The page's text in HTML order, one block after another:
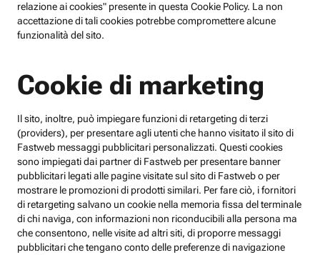
relazione ai cookies" presente in questa Cookie Policy. La non
accettazione di tali cookies potrebbe compromettere alcune
funzionalità del sito.
Cookie di marketing
Il sito, inoltre, può impiegare funzioni di retargeting di terzi
(providers), per presentare agli utenti che hanno visitato il sito di
Fastweb messaggi pubblicitari personalizzati. Questi cookies
sono impiegati dai partner di Fastweb per presentare banner
pubblicitari legati alle pagine visitate sul sito di Fastweb o per
mostrare le promozioni di prodotti similari. Per fare ciò, i fornitori
di retargeting salvano un cookie nella memoria fissa del terminale
di chi naviga, con informazioni non riconducibili alla persona ma
che consentono, nelle visite ad altri siti, di proporre messaggi
pubblicitari che tengano conto delle preferenze di navigazione